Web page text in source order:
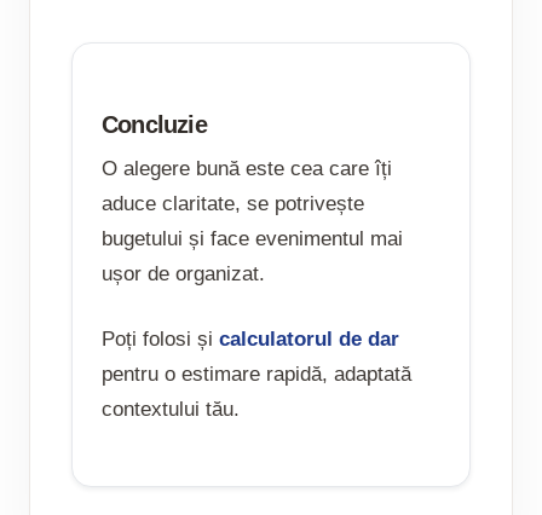
Concluzie
O alegere bună este cea care îți
aduce claritate, se potrivește
bugetului și face evenimentul mai
ușor de organizat.
Poți folosi și calculatorul de dar
pentru o estimare rapidă, adaptată
contextului tău.